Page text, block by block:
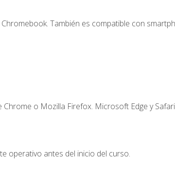
También es compatible con
o Mozilla Firefox. Microsoft Edge y
operativo antes del inicio del curso.